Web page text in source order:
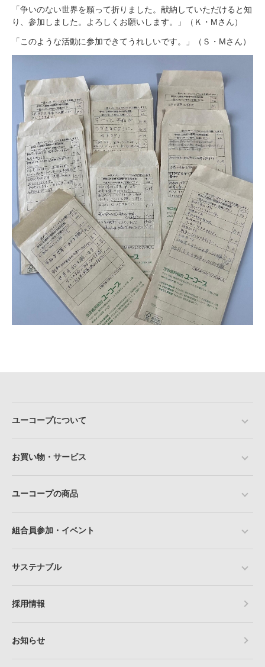
「争いのない世界を願って折りました。献納していただけると知
り、参加しました。よろしくお願いします。」（Ｋ・Мさん）
「このような活動に参加できてうれしいです。」（Ｓ・Мさん）
ユーコープについて
お買い物・サービス
ユーコープの商品
組合員参加・イベント
サステナブル
採用情報
お知らせ